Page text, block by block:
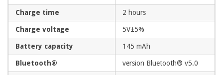
Charge time 2 hours
Charge voltage 5V±5%
Battery capacity 145 mAh
Bluetooth® version Bluetooth® v5.0